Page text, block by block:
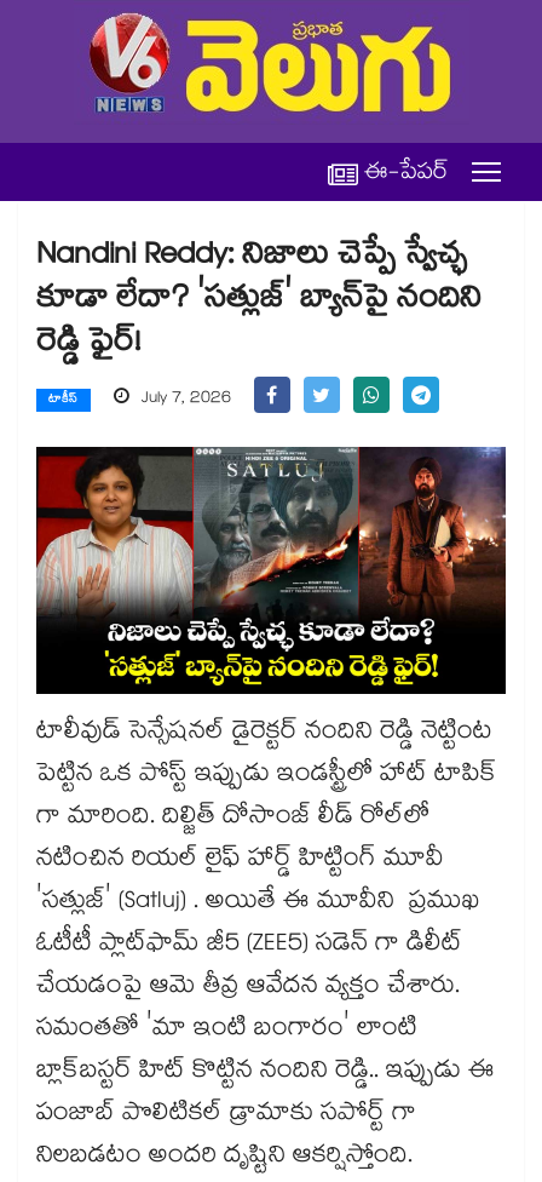
ఈ-పేపర్
Nandini Reddy: నిజాలు చెప్పే స్వేచ్ఛ
కూడా లేదా? 'సత్లుజ్' బ్యాన్‌పై నందిని
రెడ్డి ఫైర్!
టాకీస్ July 7, 2026
టాలీవుడ్ సెన్సేషనల్ డైరెక్టర్ నందిని రెడ్డి నెట్టింట
పెట్టిన ఒక పోస్ట్ ఇప్పుడు ఇండస్ట్రీలో హాట్ టాపిక్
గా మారింది. దిల్జిత్ దోసాంజ్ లీడ్ రోల్‌లో
నటించిన రియల్ లైఫ్ హార్డ్ హిట్టింగ్ మూవీ
'సత్లుజ్' (Satluj) . అయితే ఈ మూవీని ప్రముఖ
ఓటీటీ ప్లాట్‌ఫామ్ జీ5 (ZEE5) సడెన్ గా డిలీట్
చేయడంపై ఆమె తీవ్ర ఆవేదన వ్యక్తం చేశారు.
సమంతతో 'మా ఇంటి బంగారం' లాంటి
బ్లాక్‌బస్టర్ హిట్ కొట్టిన నందిని రెడ్డి.. ఇప్పుడు ఈ
పంజాబ్ పొలిటికల్ డ్రామాకు సపోర్ట్ గా
నిలబడటం అందరి దృష్టిని ఆకర్షిస్తోంది.